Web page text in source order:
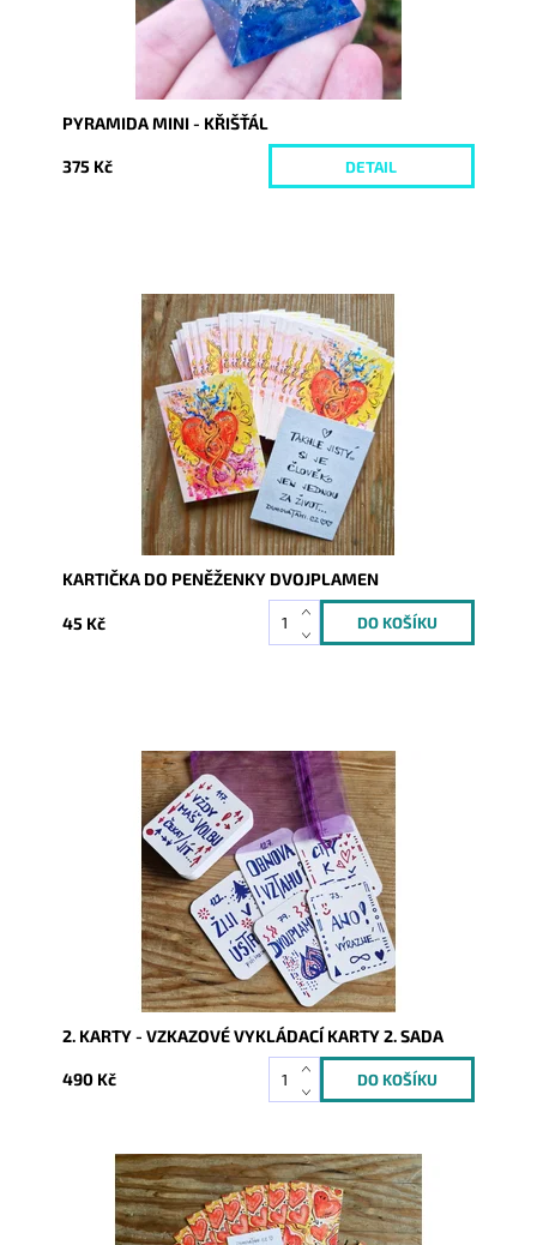
PYRAMIDA MINI - KŘIŠŤÁL
375 Kč DETAIL
Dostupnost:
Skladem
9924
KARTIČKA DO PENĚŽENKY DVOJPLAMEN
45 Kč
Dostupnost:
Skladem
9925
2. KARTY - VZKAZOVÉ VYKLÁDACÍ KARTY 2. SADA
490 Kč
Dostupnost:
1
9900